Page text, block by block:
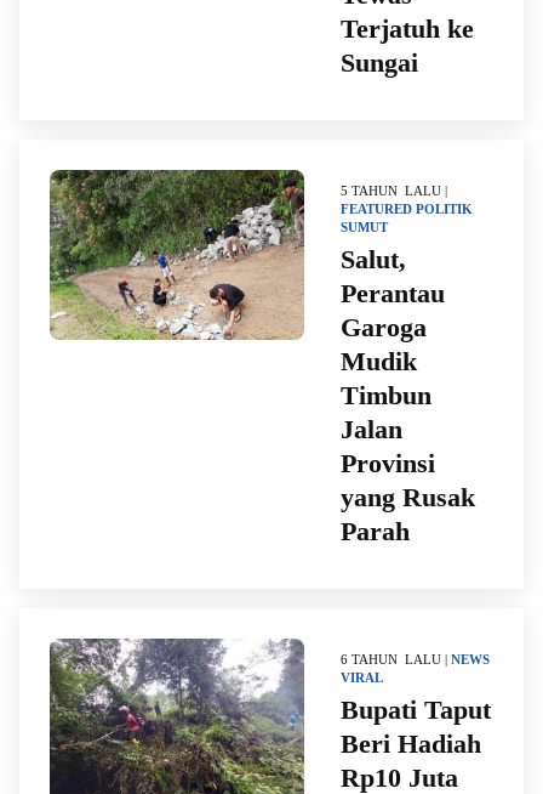
Terjatuh ke
Sungai
5 TAHUN LALU |
FEATURED POLITIK
SUMUT
Salut,
Perantau
Garoga
Mudik
Timbun
Jalan
Provinsi
yang Rusak
Parah
6 TAHUN LALU | NEWS
VIRAL
Bupati Taput
Beri Hadiah
Rp10 Juta